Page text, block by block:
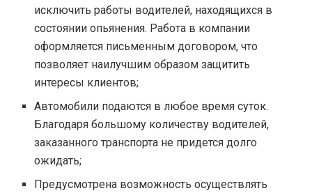
исключить работы водителей, находящихся в
состоянии опьянения. Работа в компании
оформляется письменным договором, что
позволяет наилучшим образом защитить
интересы клиентов;
Автомобили подаются в любое время суток.
Благодаря большому количеству водителей,
заказанного транспорта не придется долго
ожидать;
Предусмотрена возможность осуществлять